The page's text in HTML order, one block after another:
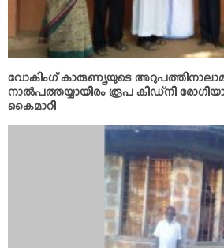
വോകിംഗ് കാരുണ്യയുടെ
നാല്‍പത്തയ്യായിരം രൂപ കിഡ്‌നി
കൈമാറി